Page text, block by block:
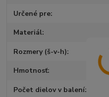
Určené pre
Materiál
Rozmery (š-v-h)
Hmotnosť
Počet dielov v balení